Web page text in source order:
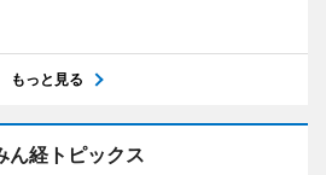
もっと見る
ん経トピックス